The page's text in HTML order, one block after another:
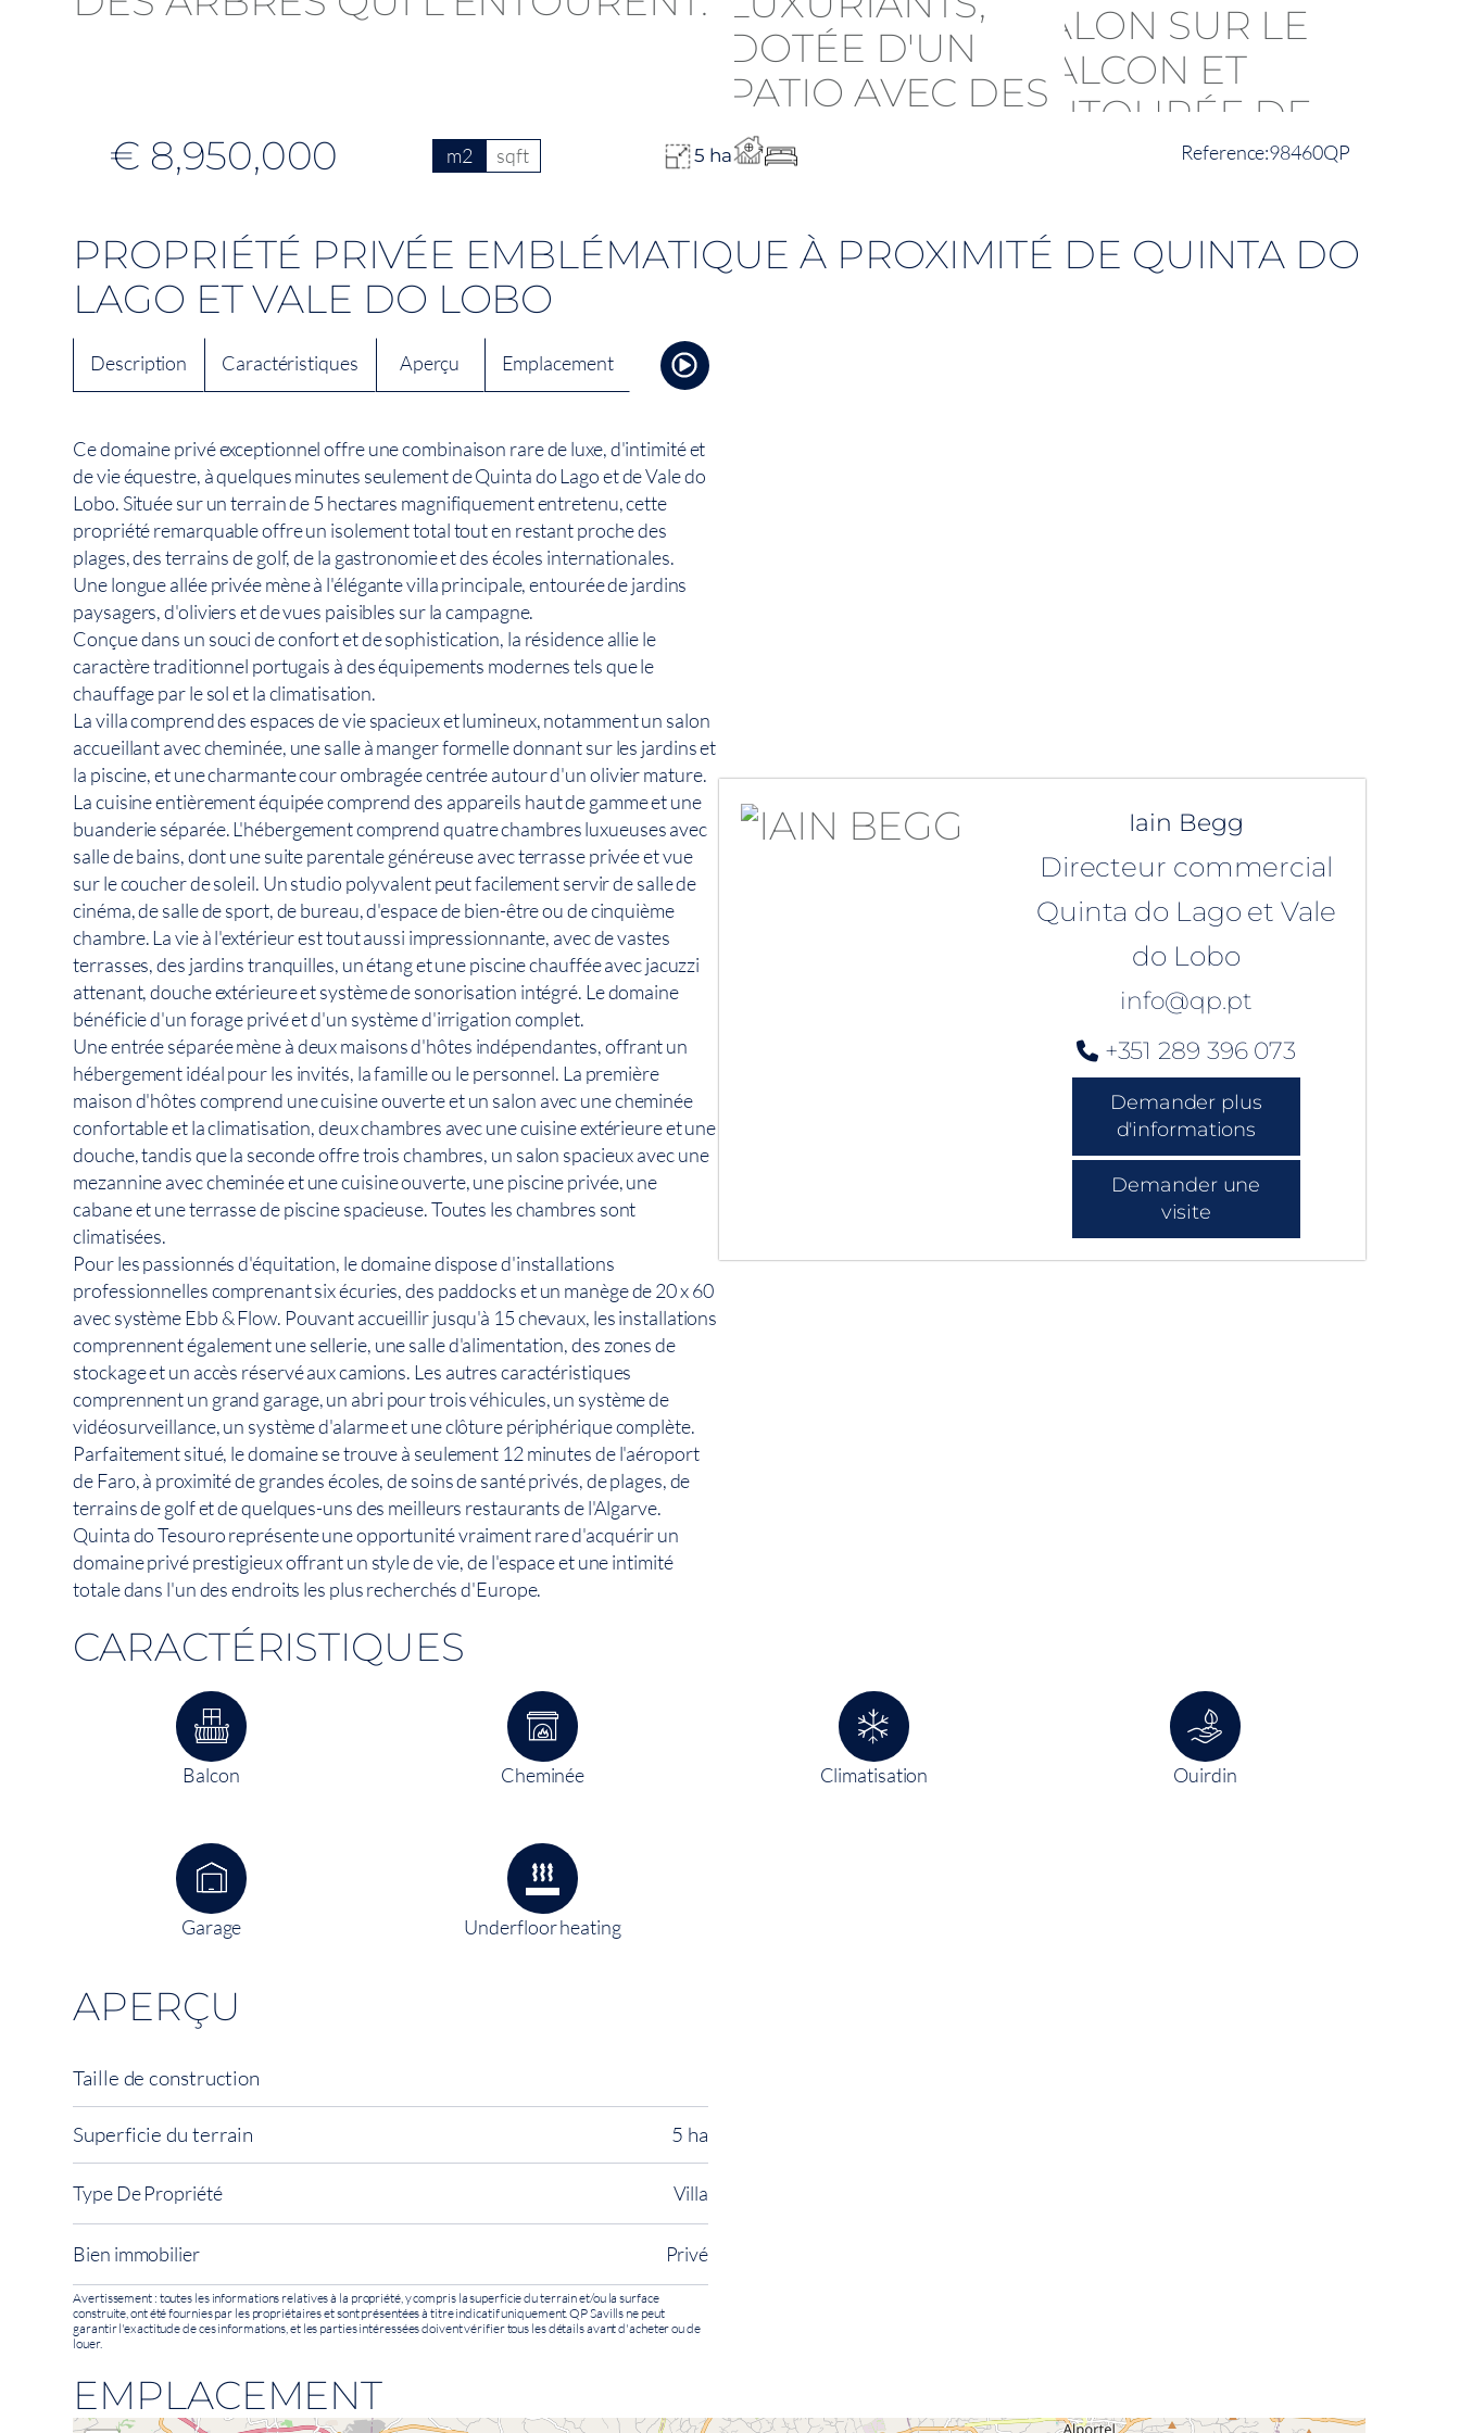
€ 8,950,000 m2 sqft 5 ha 98460QP
PROPRIÉTÉ PRIVÉE EMBLÉMATIQUE À PROXIMITÉ DE QUINTA DO
LAGO ET VALE DO LOBO
Description Caractéristiques Aperçu Emplacement
Ce domaine privé exceptionnel offre une combinaison rare de luxe, d'intimité et
de vie équestre, à quelques minutes seulement de Quinta do Lago et de Vale do
Lobo. Située sur un terrain de 5 hectares magnifiquement entretenu, cette
propriété remarquable offre un isolement total tout en restant proche des
plages, des terrains de golf, de la gastronomie et des écoles internationales.
Une longue allée privée mène à l'élégante villa principale, entourée de jardins
paysagers, d'oliviers et de vues paisibles sur la campagne.
Conçue dans un souci de confort et de sophistication, la résidence allie le
caractère traditionnel portugais à des équipements modernes tels que le
chauffage par le sol et la climatisation.
La villa comprend des espaces de vie spacieux et lumineux, notamment un salon
accueillant avec cheminée, une salle à manger formelle donnant sur les jardins et
la piscine, et une charmante cour ombragée centrée autour d'un olivier mature.
La cuisine entièrement équipée comprend des appareils haut de gamme et une
buanderie séparée. L'hébergement comprend quatre chambres luxueuses avec
salle de bains, dont une suite parentale généreuse avec terrasse privée et vue
sur le coucher de soleil. Un studio polyvalent peut facilement servir de salle de
cinéma, de salle de sport, de bureau, d'espace de bien-être ou de cinquième
chambre. La vie à l'extérieur est tout aussi impressionnante, avec de vastes
terrasses, des jardins tranquilles, un étang et une piscine chauffée avec jacuzzi
attenant, douche extérieure et système de sonorisation intégré. Le domaine
bénéficie d'un forage privé et d'un système d'irrigation complet.
Une entrée séparée mène à deux maisons d'hôtes indépendantes, offrant un
hébergement idéal pour les invités, la famille ou le personnel. La première
maison d'hôtes comprend une cuisine ouverte et un salon avec une cheminée
confortable et la climatisation, deux chambres avec une cuisine extérieure et une
douche, tandis que la seconde offre trois chambres, un salon spacieux avec une
mezannine avec cheminée et une cuisine ouverte, une piscine privée, une
cabane et une terrasse de piscine spacieuse. Toutes les chambres sont
climatisées.
Pour les passionnés d'équitation, le domaine dispose d'installations
professionnelles comprenant six écuries, des paddocks et un manège de 20 x 60
avec système Ebb & Flow. Pouvant accueillir jusqu'à 15 chevaux, les installations
comprennent également une sellerie, une salle d'alimentation, des zones de
stockage et un accès réservé aux camions. Les autres caractéristiques
comprennent un grand garage, un abri pour trois véhicules, un système de
vidéosurveillance, un système d'alarme et une clôture périphérique complète.
Parfaitement situé, le domaine se trouve à seulement 12 minutes de l'aéroport
de Faro, à proximité de grandes écoles, de soins de santé privés, de plages, de
terrains de golf et de quelques-uns des meilleurs restaurants de l'Algarve.
Quinta do Tesouro représente une opportunité vraiment rare d'acquérir un
domaine privé prestigieux offrant un style de vie, de l'espace et une intimité
totale dans l'un des endroits les plus recherchés d'Europe.
Iain Begg
Directeur commercial
Quinta do Lago et Vale
do Lobo
info@qp.pt
+351 289 396 073
Demander plus
d'informations
Demander une
visite
CARACTÉRISTIQUES
Balcon Cheminée Climatisation Ouirdin
Garage Underfloor heating
APERÇU
Taille de construction
Superficie du terrain 5 ha
Type De Propriété Villa
Bien immobilier Privé
Avertissement : toutes les informations relatives à la propriété, y compris la superficie du terrain et/ou la surface
construite, ont été fournies par les propriétaires et sont présentées à titre indicatif uniquement. QP Savills ne peut
garantir l'exactitude de ces informations, et les parties intéressées doivent vérifier tous les détails avant d'acheter ou de
louer.
EMPLACEMENT